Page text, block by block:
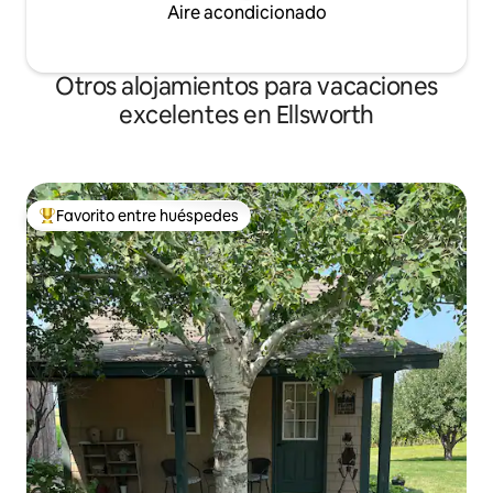
Aire acondicionado
Otros alojamientos para vacaciones
excelentes en Ellsworth
Favorito entre huéspedes preferido
Favorito entre huéspedes